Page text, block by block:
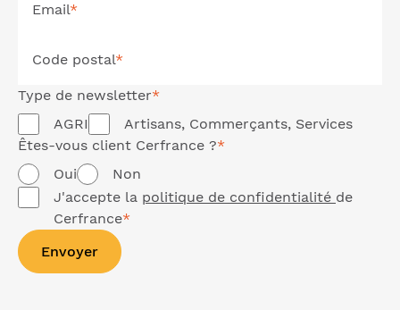
Email*
Code postal*
Type de newsletter*
AGRI
Artisans, Commerçants, Services
Êtes-vous client Cerfrance ?*
Oui
Non
J'accepte la politique de confidentialité de
Cerfrance*
Envoyer